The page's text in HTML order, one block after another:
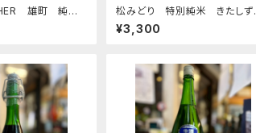
雄町 純米
松みどり 特別純米 きたしず
く 1800ml
¥3,300